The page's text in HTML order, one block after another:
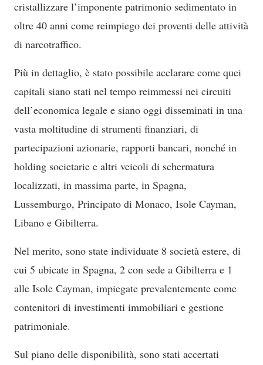
cristallizzare l’imponente patrimonio sedimentato in
oltre 40 anni come reimpiego dei proventi delle attività
di narcotraffico.
Più in dettaglio, è stato possibile acclarare come quei
capitali siano stati nel tempo reimmessi nei circuiti
dell’economica legale e siano oggi disseminati in una
vasta moltitudine di strumenti finanziari, di
partecipazioni azionarie, rapporti bancari, nonché in
holding societarie e altri veicoli di schermatura
localizzati, in massima parte, in Spagna,
Lussemburgo, Principato di Monaco, Isole Cayman,
Libano e Gibilterra.
Nel merito, sono state individuate 8 società estere, di
cui 5 ubicate in Spagna, 2 con sede a Gibilterra e 1
alle Isole Cayman, impiegate prevalentemente come
contenitori di investimenti immobiliari e gestione
patrimoniale.
Sul piano delle disponibilità, sono stati accertati